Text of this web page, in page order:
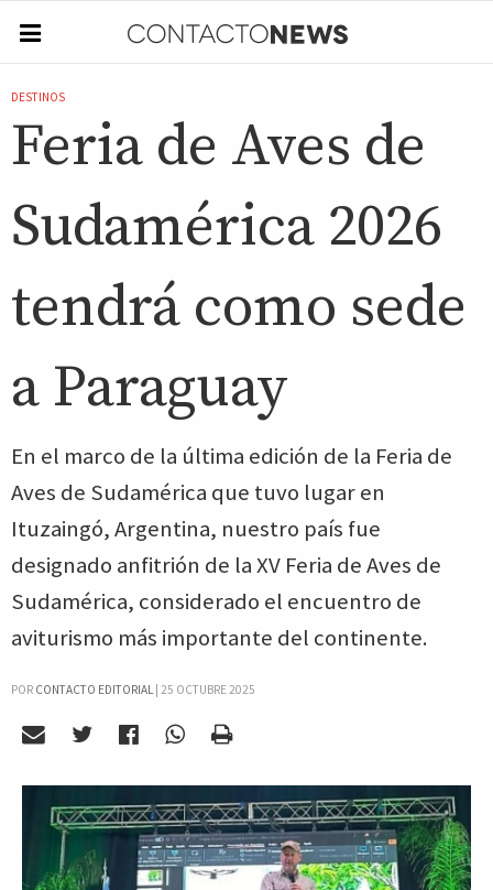
DESTINOS
Feria de Aves de
Sudamérica 2026
tendrá como sede
a Paraguay
En el marco de la última edición de la Feria de
Aves de Sudamérica que tuvo lugar en
Ituzaingó, Argentina, nuestro país fue
designado anfitrión de la XV Feria de Aves de
Sudamérica, considerado el encuentro de
aviturismo más importante del continente.
POR CONTACTO EDITORIAL| 25 OCTUBRE 2025